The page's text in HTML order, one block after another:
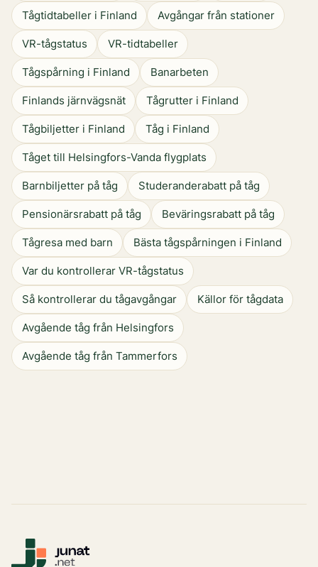
Tågtidtabeller i Finland Avgångar från stationer
VR-tågstatus VR-tidtabeller
Tågspårning i Finland Banarbeten
Finlands järnvägsnät Tågrutter i Finland
Tågbiljetter i Finland Tåg i Finland
Tåget till Helsingfors-Vanda flygplats
Barnbiljetter på tåg Studeranderabatt på tåg
Pensionärsrabatt på tåg Beväringsrabatt på tåg
Tågresa med barn Bästa tågspårningen i Finland
Var du kontrollerar VR-tågstatus
Så kontrollerar du tågavgångar Källor för tågdata
Avgående tåg från Helsingfors
Avgående tåg från Tammerfors